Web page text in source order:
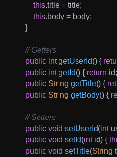
this.title = title;
this.body = body;
}
// Getters
public int getUserId() {
public int getId() { return id;
public String getTitle() {
public String getBody() {
// Setters
public void setUserId(int
public void setId(int id) {
public void setTitle(String